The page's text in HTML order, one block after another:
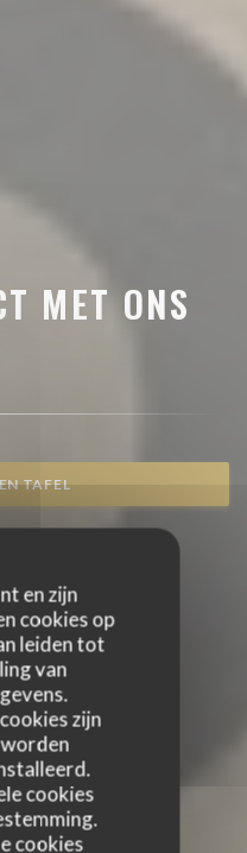
en zijn
cookies op
leiden tot
van
zijn
cookies
cookies
MET ONS
TAFEL